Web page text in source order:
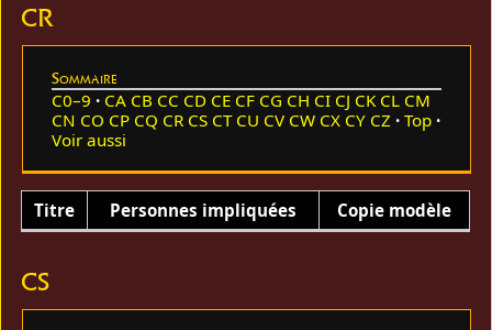
CR
Sommaire
C0–9 CA CB CC CD CE CF CG CH CI CJ CK CL CM
CN CO CP CQ CR CS CT CU CV CW CX CY CZ
Top
Voir aussi
Titre Personnes impliquées Copie modèle
CS